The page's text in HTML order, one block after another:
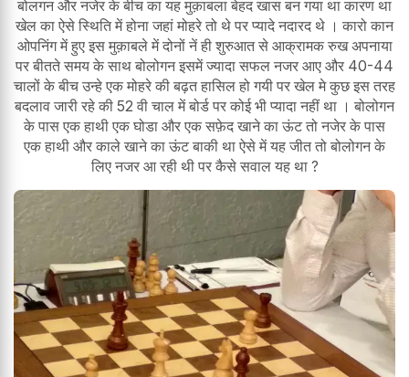
बोलगन और नजेर के बीच का यह मुक़ाबला बेहद खास बन गया था कारण था
खेल का ऐसे स्थिति में होना जहां मोहरे तो थे पर प्यादे नदारद थे । कारो कान
ओपनिंग में हुए इस मुक़ाबले में दोनों नें ही शुरुआत से आक्रामक रुख अपनाया
पर बीतते समय के साथ बोलोगन इसमें ज्यादा सफल नजर आए और 40-44
चालों के बीच उन्हे एक मोहरे की बढ़त हासिल हो गयी पर खेल मे कुछ इस तरह
बदलाव जारी रहे की 52 वी चाल में बोर्ड पर कोई भी प्यादा नहीं था । बोलोगन
के पास एक हाथी एक घोडा और एक सफ़ेद खाने का ऊंट तो नजेर के पास
एक हाथी और काले खाने का ऊंट बाकी था ऐसे में यह जीत तो बोलोगन के
लिए नजर आ रही थी पर कैसे सवाल यह था ?